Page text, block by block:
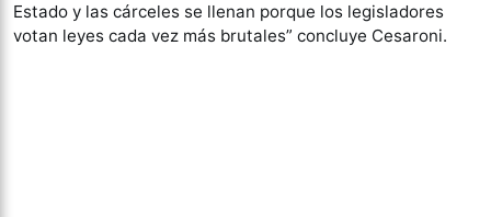
Estado y las cárceles se llenan porque los legisladores
votan leyes cada vez más brutales” concluye Cesaroni.